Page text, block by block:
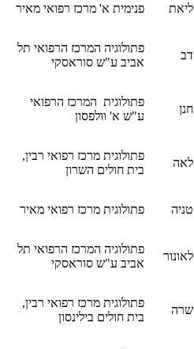
ליאת פנימית א' מרכז רפואי מאיר
דב
פתולוגיה המרכז הרפואי תל
אביב ע"ש סוראסקי
חנן
פתולוגית המרכז הרפואי
ע"ש א' וולפסון
לאה
פתולוגית מרכז רפואי רבין,
בית חולים השרון
טניה פתולוגית מרכז רפואי מאיר
לאונור
פתולוגיה המרכז הרפואי תל
אביב ע"ש סוראסקי
שרה
פתולוגית מרכז רפואי רבין,
בית חולים בילינסון